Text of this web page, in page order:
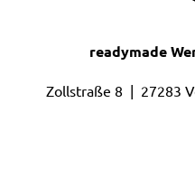
readymade
Zollstraße 8 | 27283